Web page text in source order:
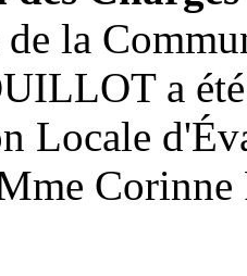
la
a
Locale
Corinne